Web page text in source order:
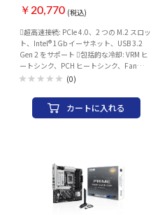
￥20,770 (税込)
超高速接続: PCIe 4.0、2 つの M.2 スロッ
ト、Intel® 1Gb イーサネット、USB 3.2
Gen 2 をサポート 包括的な冷却: VRM ヒ
ートシンク、PCH ヒートシンク、Fan
Xpert 2+ Aura Sync RGB: オンボードのア
LED ストリップ用の Aura RGB ヘッダー。
Aura Sync 対応ハードウェアと簡単に同期
できます ASUS Control Center Express:
LGA1851 マザーボード一覧※はこちら ※
同一ソケットの製品一覧です。組み合わせ
により非対応のものがある場合がございま
す。対応をご確認の上ご購入下さい。
Intel LGA1851対応CPUクーラー一覧はこ
(0)
カートに入れる